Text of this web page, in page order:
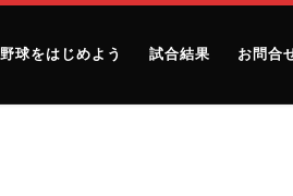
野球をはじめよう 試合結果 お問合